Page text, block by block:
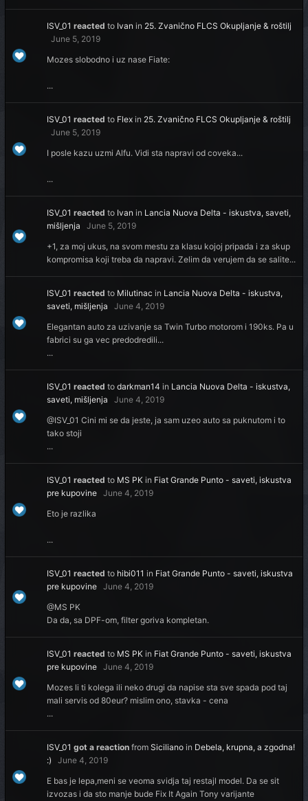
ISV_01 reacted to Ivan in 25. Zvanično FLCS Okupljanje & roštilj
June 5, 2019
Mozes slobodno i uz nase Fiate:
...
ISV_01 reacted to Flex in 25. Zvanično FLCS Okupljanje & roštilj
June 5, 2019
I posle kazu uzmi Alfu. Vidi sta napravi od coveka...
...
ISV_01 reacted to Ivan in Lancia Nuova Delta - iskustva, saveti,
mišljenja
June 5, 2019
+1, za moj ukus, na svom mestu za klasu kojoj pripada i za skup
kompromisa koji treba da napravi. Zelim da verujem da se salite...
ISV_01 reacted to Milutinac in Lancia Nuova Delta - iskustva,
saveti, mišljenja
June 4, 2019
Elegantan auto za uzivanje sa Twin Turbo motorom i 190ks. Pa u
fabrici su ga vec predodredili...
...
ISV_01 reacted to darkman14 in Lancia Nuova Delta - iskustva,
saveti, mišljenja
June 4, 2019
@ISV_01 Cini mi se da jeste, ja sam uzeo auto sa puknutom i to
tako stoji
...
ISV_01 reacted to MS PK in Fiat Grande Punto - saveti, iskustva
pre kupovine June 4, 2019
Eto je razlika
...
ISV_01 reacted to hibi011 in Fiat Grande Punto - saveti, iskustva
pre kupovine June 4, 2019
@MS PK
Da da, sa DPF-om, filter goriva kompletan.
ISV_01 reacted to MS PK in Fiat Grande Punto - saveti, iskustva
pre kupovine June 4, 2019
Mozes li ti kolega ili neko drugi da napise sta sve spada pod taj
mali servis od 80eur? mislim ono, stavka - cena
...
ISV_01 got a reaction from Siciliano in Debela, krupna, a zgodna!
:)
June 4, 2019
E bas je lepa,meni se veoma svidja taj restajl model. Da se sit
izvozas i da sto manje bude Fix It Again Tony varijante